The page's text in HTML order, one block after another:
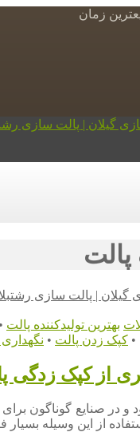
زمان
گیلان | پالت سازی رشت
بهترین تولیدکننده پالت •
• کپک زدن پالت •
از کپک زدگی
در صنایع گوناگون
از این وسیله بسیار